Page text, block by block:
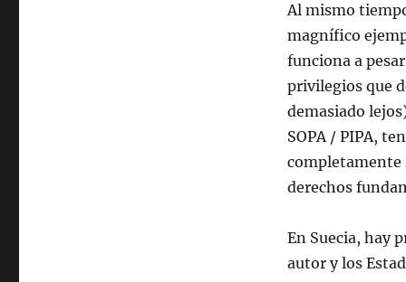
Al mismo
magnífico
funciona a
privilegios que
demasiado
SOPA / PIPA,
completamente
derechos
En Suecia, hay
autor y los